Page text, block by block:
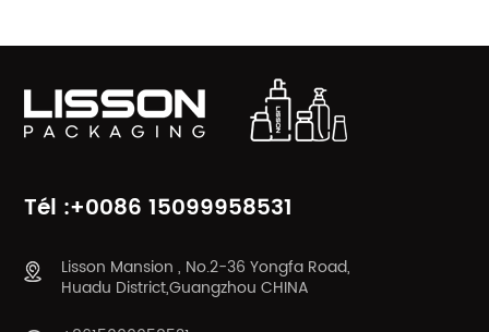
Tél :+0086 15099958531
Lisson Mansion , No.2-36 Yongfa Road,
Huadu District,Guangzhou CHINA